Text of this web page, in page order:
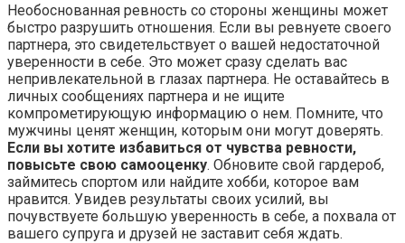
Необоснованная ревность со стороны женщины может
быстро разрушить отношения. Если вы ревнуете своего
партнера, это свидетельствует о вашей недостаточной
уверенности в себе. Это может сразу сделать вас
непривлекательной в глазах партнера. Не оставайтесь в
личных сообщениях партнера и не ищите
компрометирующую информацию о нем. Помните, что
мужчины ценят женщин, которым они могут доверять.
Если вы хотите избавиться от чувства ревности,
повысьте свою самооценку. Обновите свой гардероб,
займитесь спортом или найдите хобби, которое вам
нравится. Увидев результаты своих усилий, вы
почувствуете большую уверенность в себе, а похвала от
вашего супруга и друзей не заставит себя ждать.